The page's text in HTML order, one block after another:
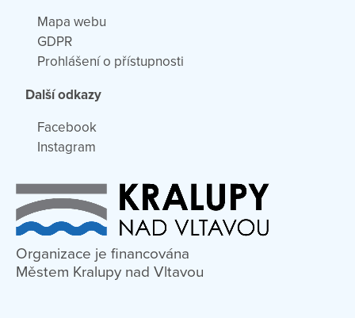
Mapa webu
GDPR
Prohlášení o přístupnosti
Další odkazy
Facebook
Instagram
Organizace je financována
Městem Kralupy nad Vltavou